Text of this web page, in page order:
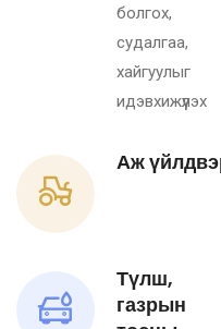
болгох,
судалгаа,
хайгуулыг
идэвхижүүлэх
Аж
Түлш,
газрын